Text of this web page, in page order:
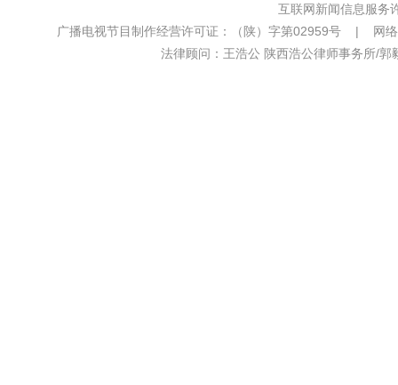
互联网新闻信息服
广播电视节目制作经营许可证：（陕）字第02959号 |
法律顾问：王浩公 陕西浩公律师事务